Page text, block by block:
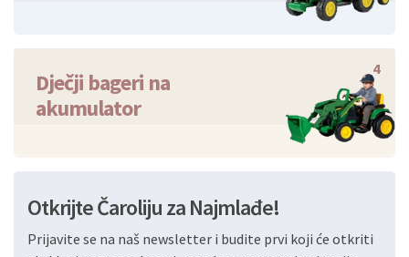
Dječji bageri na
akumulator
4
Otkrijte Čaroliju za Najmlađe!
Prijavite se na naš newsletter i budite prvi koji će otkriti